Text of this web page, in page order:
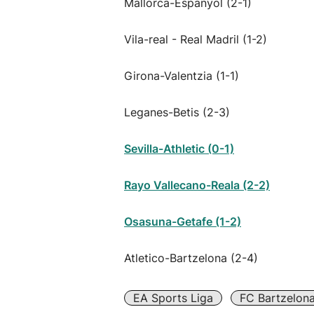
Mallorca-Espanyol (2-1)
Vila-real - Real Madril (1-2)
Girona-Valentzia (1-1)
Leganes-Betis (2-3)
Sevilla-Athletic (0-1)
Rayo Vallecano-Reala (2-2)
Osasuna-Getafe (1-2)
Atletico-Bartzelona (2-4)
EA Sports Liga FC Bartzelona